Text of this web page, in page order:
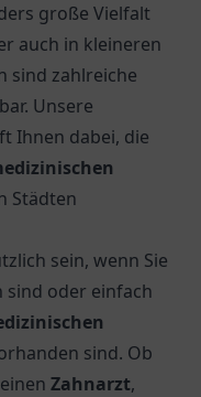
große Vielfalt
auch in kleineren
sind zahlreiche
Unsere
Ihnen dabei, die
Städten
sein, wenn Sie
sind oder einfach
sind. Ob
Zahnarzt,